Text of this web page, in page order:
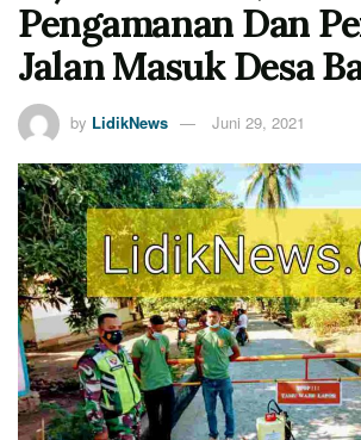
Pengamanan Dan
Jalan Masuk Desa
by LidikNews Juni 29, 2021